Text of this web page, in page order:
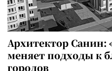
Архитектор Санин:
меняет подходы к
городов